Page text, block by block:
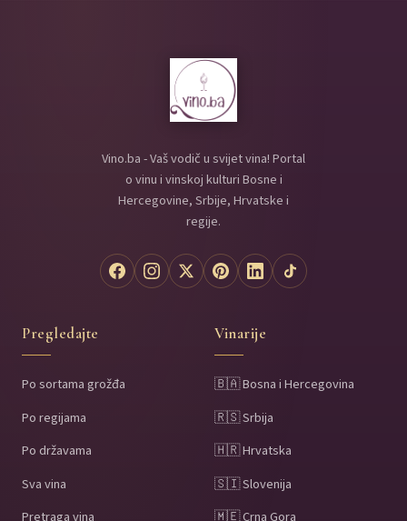
Vino.ba - Vaš vodič u svijet vina! Portal
o vinu i vinskoj kulturi Bosne i
Hercegovine, Srbije, Hrvatske i
regije.
Pregledajte
Po sortama grožđa
Po regijama
Po državama
Sva vina
Pretraga vina
Vinarije
🇧🇦 Bosna i Hercegovina
🇷🇸 Srbija
🇭🇷 Hrvatska
🇸🇮 Slovenija
🇲🇪 Crna Gora